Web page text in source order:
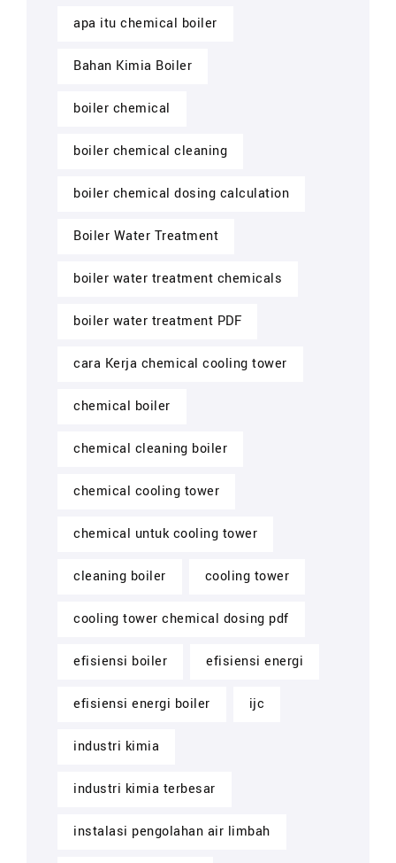
apa itu chemical boiler
Bahan Kimia Boiler
boiler chemical
boiler chemical cleaning
boiler chemical dosing calculation
Boiler Water Treatment
boiler water treatment chemicals
boiler water treatment PDF
cara Kerja chemical cooling tower
chemical boiler
chemical cleaning boiler
chemical cooling tower
chemical untuk cooling tower
cleaning boiler cooling tower
cooling tower chemical dosing pdf
efisiensi boiler efisiensi energi
efisiensi energi boiler ijc
industri kimia
industri kimia terbesar
instalasi pengolahan air limbah